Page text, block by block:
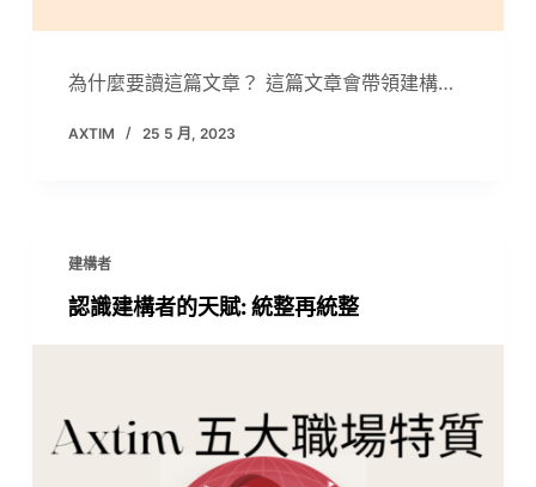
為什麼要讀這篇文章？ 這篇文章會帶領建構…
AXTIM 25 5 月, 2023
建構者
認識建構者的天賦: 統整再統整